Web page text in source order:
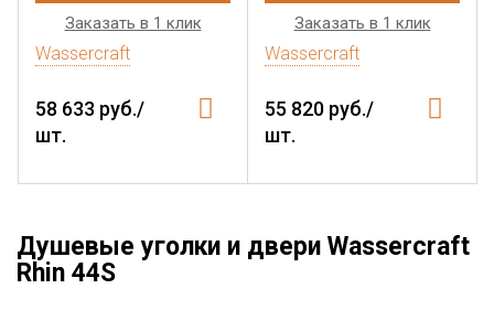
Заказать в 1 клик
Wassercraft
58 633 руб./
шт.
Заказать в 1 клик
Wassercraft
55 820 руб./
шт.
Душевые уголки и двери Wassercraft
Rhin 44S